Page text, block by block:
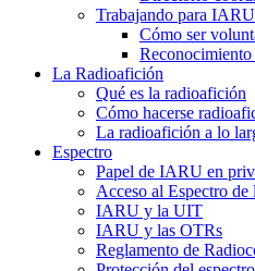
Trabajando para IARU
Cómo ser
La Radioafición
Qué es la radioafición
Cómo hacerse
La radioafición a lo
Espectro
Papel de IARU en
Acceso al Espectro
IARU y la UIT
IARU y las OTRs
Reglamento de